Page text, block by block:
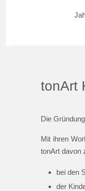
tonArt
Die
Mit ihren
tonArt davon
bei den
der